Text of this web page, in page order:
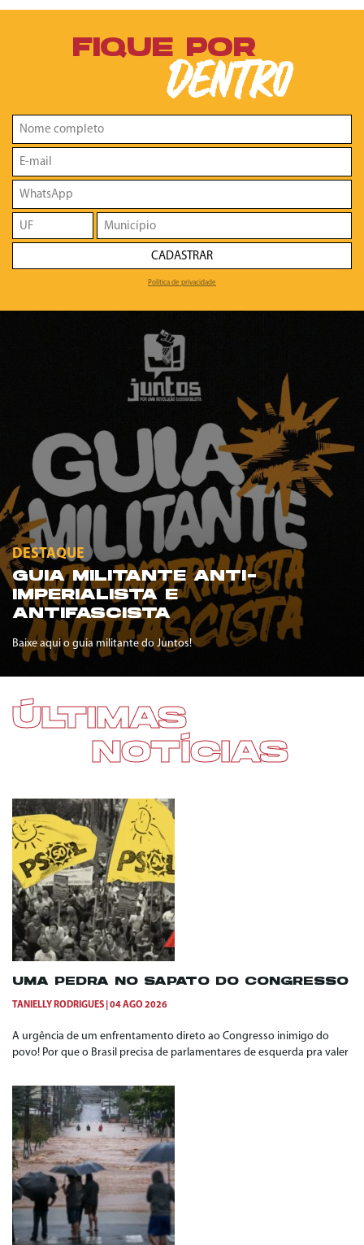
FIQUE POR
DENTRO
CADASTRAR
Política de privacidade
DESTAQUE
GUIA MILITANTE ANTI-
IMPERIALISTA E
ANTIFASCISTA
Baixe aqui o guia militante do Juntos!
ÚLTIMAS
NOTÍCIAS
UMA PEDRA NO SAPATO DO CONGRESSO
TANIELLY RODRIGUES 04 AGO 2026
A urgência de um enfrentamento direto ao Congresso inimigo do
povo! Por que o Brasil precisa de parlamentares de esquerda pra valer